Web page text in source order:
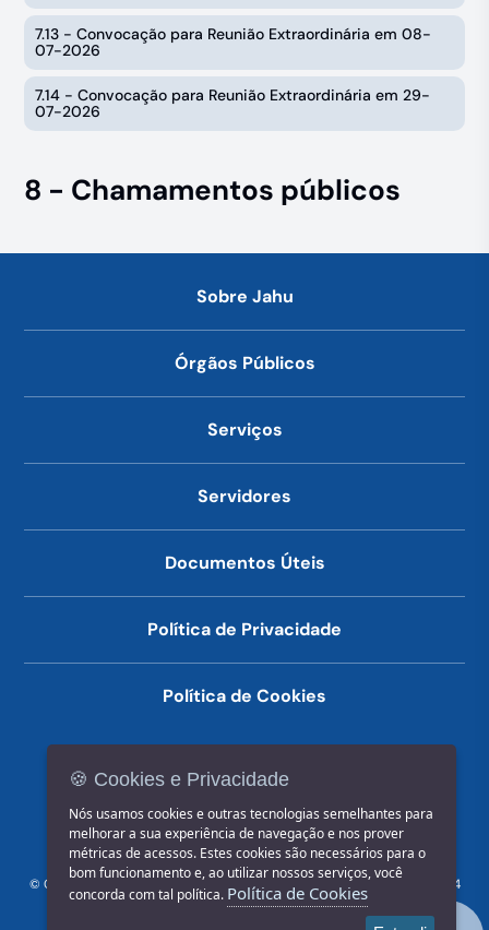
7.13 - Convocação para Reunião Extraordinária em 08-
07-2026
7.14 - Convocação para Reunião Extraordinária em 29-
07-2026
8 - Chamamentos públicos
Sobre Jahu
Órgãos Públicos
Serviços
Servidores
Documentos Úteis
Política de Privacidade
Política de Cookies
© COPYRIGHT 2026, Prefeitura Municipal de Jahu | Rua Paissandu, 444
- Centro CEP: 17201-900
🍪 Cookies e Privacidade
Nós usamos cookies e outras tecnologias semelhantes para
melhorar a sua experiência de navegação e nos prover
métricas de acessos. Estes cookies são necessários para o
bom funcionamento e, ao utilizar nossos serviços, você
concorda com tal política. Política de Cookies